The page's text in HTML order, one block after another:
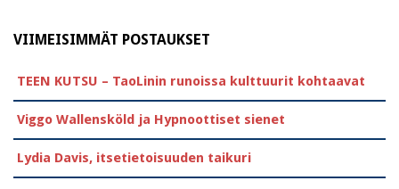
VIIMEISIMMÄT POSTAUKSET
TEEN KUTSU – TaoLinin runoissa kulttuurit kohtaavat
Viggo Wallensköld ja Hypnoottiset sienet
Lydia Davis, itsetietoisuuden taikuri